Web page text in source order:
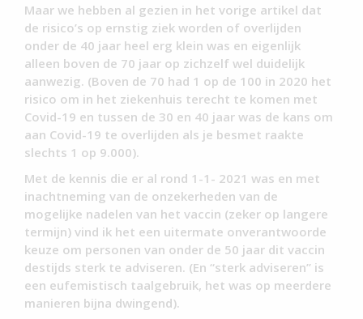
Maar we hebben al gezien in het vorige artikel dat
de risico’s op ernstig ziek worden of overlijden
onder de 40 jaar heel erg klein was en eigenlijk
alleen boven de 70 jaar op zichzelf wel duidelijk
aanwezig. (Boven de 70 had 1 op de 100 in 2020 het
risico om in het ziekenhuis terecht te komen met
Covid-19 en tussen de 30 en 40 jaar was de kans om
aan Covid-19 te overlijden als je besmet raakte
slechts 1 op 9.000).
Met de kennis die er al rond 1-1- 2021 was en met
inachtneming van de onzekerheden van de
mogelijke nadelen van het vaccin (zeker op langere
termijn) vind ik het een uitermate onverantwoorde
keuze om personen van onder de 50 jaar dit vaccin
destijds sterk te adviseren. (En “sterk adviseren” is
een eufemistisch taalgebruik, het was op meerdere
manieren bijna dwingend).